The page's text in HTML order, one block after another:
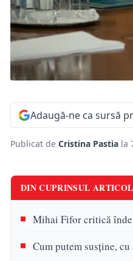
Adaugă-ne ca sursă
Publicat de Cristina Pastia la
DIN CUPRINSUL
Mihai Fifor critică
Cum putem susține,